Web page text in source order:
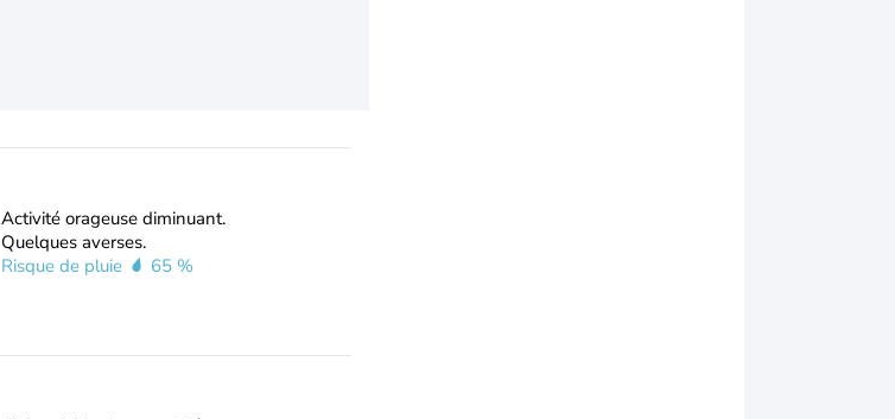
Activité orageuse diminuant.
Quelques averses.
Risque de pluie
65 %